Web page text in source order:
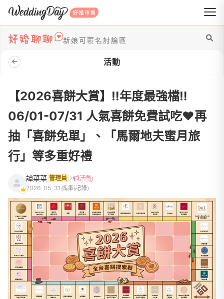
WeddingDay 好婚市集
新娘可匿名討論區
活動
【2026喜餅大賞】‼️年度最強檔‼️
06/01-07/31 人氣喜餅免費試吃♥️再
抽「喜餅免單」、「馬爾地夫蜜月旅
行」等多重好禮
譚菜菜 管理員 活動
2026-05-31 (編輯記錄)